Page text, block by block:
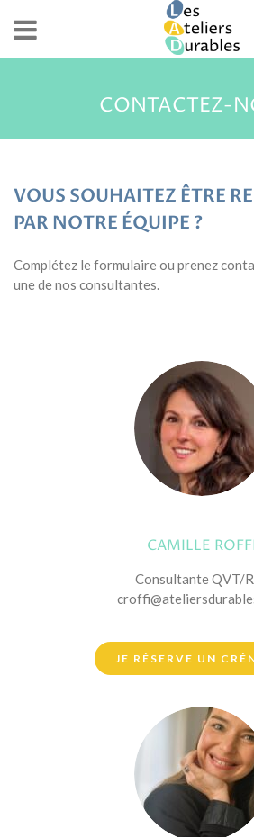
CONTACTEZ-
VOUS SOUHAITEZ ÊTRE
PAR NOTRE ÉQUIPE ?
Complétez le formulaire ou prenez
une de nos consultantes.
CAMILLE
Consultante QVT/
JE RÉSERVE UN